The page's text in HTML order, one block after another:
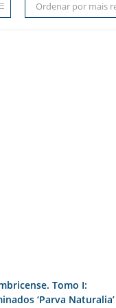
Ordenar por mais
Tomo I:
‘Parva Naturalia’